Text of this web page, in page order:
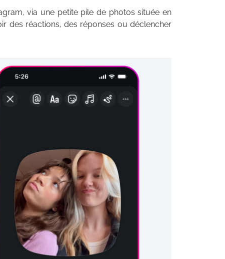
via une petite pile de photos située en
des réactions, des réponses ou déclencher